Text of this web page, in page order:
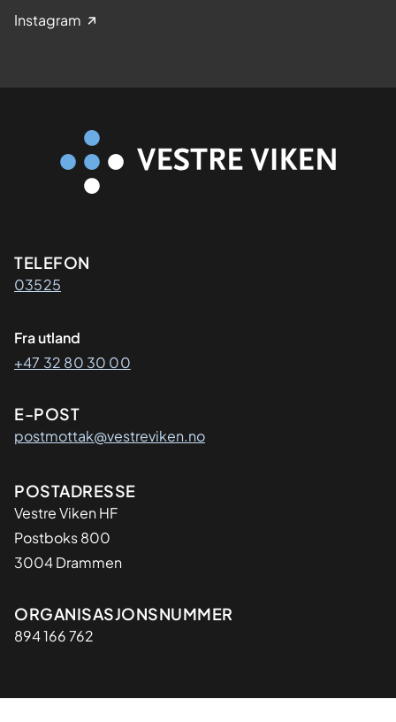
Instagram
Kontaktinformasjon
TELEFON
03525
Fra utland
+47 32 80 30 00
E-POST
postmottak@vestreviken.no
Adresse
POSTADRESSE
Vestre Viken HF
Postboks 800
3004 Drammen
Organisasjon
ORGANISASJONSNUMMER
894 166 762